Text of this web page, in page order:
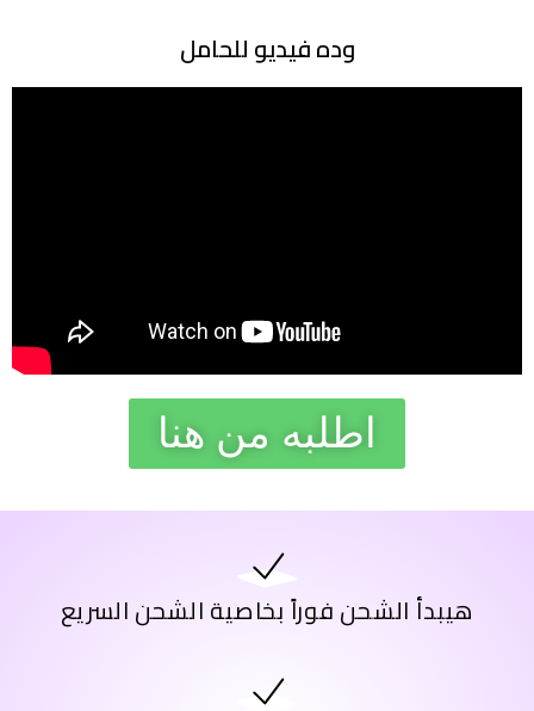
وده فيديو للحامل
اطلبه من هنا
هيبدأ الشحن فوراً بخاصية الشحن السريع